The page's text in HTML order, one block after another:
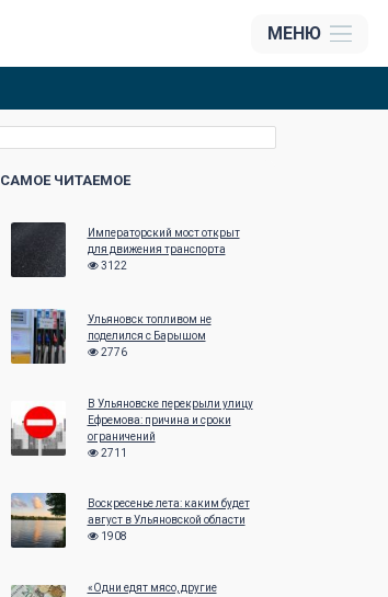
МЕНЮ
САМОЕ ЧИТАЕМОЕ
Императорский мост открыт
для движения транспорта
3122
Ульяновск топливом не
поделился с Барышом
2776
В Ульяновске перекрыли улицу
Ефремова: причина и сроки
ограничений
2711
Воскресенье лета: каким будет
август в Ульяновской области
1908
«Одни едят мясо, другие